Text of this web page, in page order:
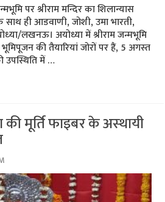
पर श्रीराम मन्दिर का शिलान्‍यास
के साथ ही आडवाणी, जोशी, उमा भारती,
लखनऊ। अयोध्या में श्रीराम जन्मभूमि
की तैयारियां जोरों पर हैं, 5 अगस्‍त
उपस्थिति में …
मूर्ति फाइबर के अस्‍थायी